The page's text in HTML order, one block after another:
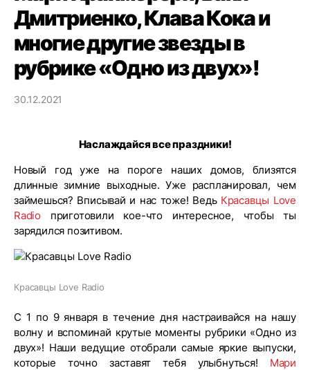
Дмитриенко, Клава Кока и
многие другие звезды в
рубрике «Одно из двух»!
30.12.2021
Наслаждайся все праздники!
Новый год уже на пороге наших домов, близятся
длинные зимние выходные. Уже распланировал, чем
займешься? Вписывай и нас тоже! Ведь Красавцы Love
Radio приготовили кое-что интересное, чтобы ты
зарядился позитивом.
Красавцы Love Radio
С 1 по 9 января в течение дня настраивайся на нашу
волну и вспоминай крутые моменты рубрики «Одно из
двух»! Наши ведущие отобрали самые яркие выпуски,
которые точно заставят тебя улыбнуться! Мари